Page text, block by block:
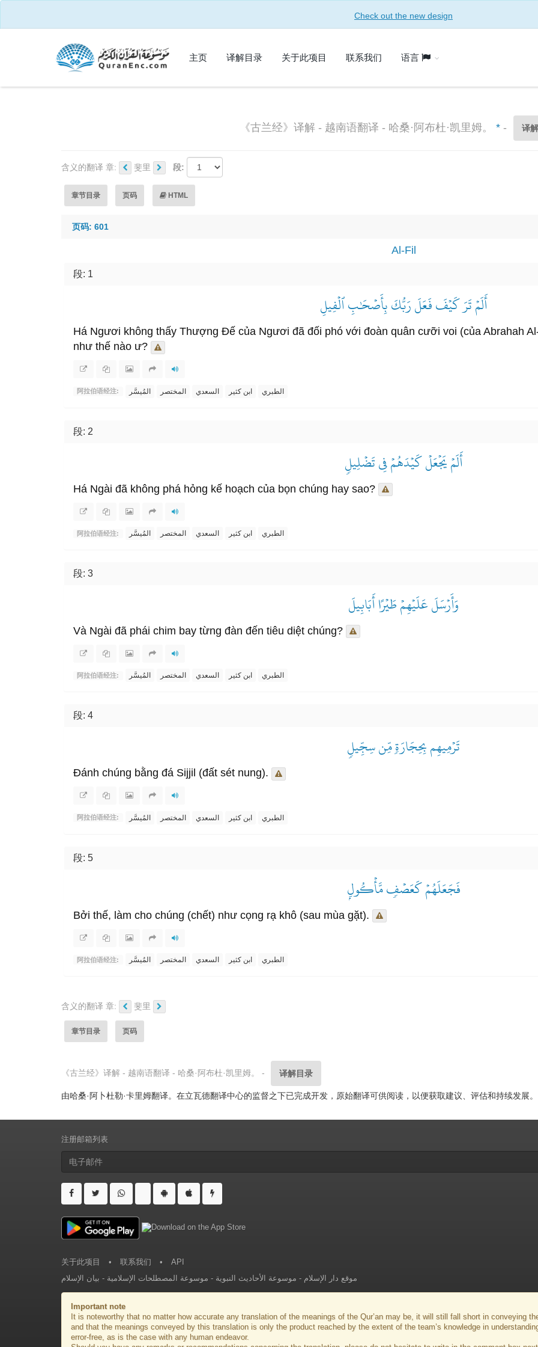
Check out the new design
主页 译解目录 关于此项目 联系我们 语言
《古兰经》译解 - 越南语翻译 - 哈桑·阿布杜·凯里姆。* - 译
含义的翻译 章: 斐里 段:
章节目录 页码 HTML
页码: 601
Al-Fil
段: 1
أَلَمۡ تَرَ كَيۡفَ فَعَلَ رَبُّكَ بِأَصۡحَٰبِ ٱلۡفِيلِ
Há Ngươi không thấy Thượng Đế của Ngươi đã đối phó với đoàn quân cưỡi voi (của Abrahah
như thế nào ư?
阿拉伯语经注: المُيسَّر المختصر السعدي ابن كثير الطبري
段: 2
أَلَمۡ يَجۡعَلۡ كَيۡدَهُمۡ فِي تَضۡلِيلٖ
Há Ngài đã không phá hỏng kế hoạch của bọn chúng hay sao?
阿拉伯语经注: المُيسَّر المختصر السعدي ابن كثير الطبري
段: 3
وَأَرۡسَلَ عَلَيۡهِمۡ طَيۡرًا أَبَابِيلَ
Và Ngài đã phái chim bay từng đàn đến tiêu diệt chúng?
阿拉伯语经注: المُيسَّر المختصر السعدي ابن كثير الطبري
段: 4
تَرۡمِيهِم بِحِجَارَةٖ مِّن سِجِّيلٖ
Đánh chúng bằng đá Sijjil (đất sét nung).
阿拉伯语经注: المُيسَّر المختصر السعدي ابن كثير الطبري
段: 5
فَجَعَلَهُمۡ كَعَصۡفٖ مَّأۡكُولِۭ
Bởi thế, làm cho chúng (chết) như cọng rạ khô (sau mùa gặt).
阿拉伯语经注: المُيسَّر المختصر السعدي ابن كثير الطبري
含义的翻译 章: 斐里
章节目录 页码
《古兰经》译解 - 越南语翻译 - 哈桑·阿布杜·凯里姆。 - 译解目录
由哈桑·阿卜杜勒·卡里姆翻译。在立瓦德翻译中心的监督之下已完成开发，原始翻译可供阅读，以便获取建议、评估和持续发展。
注册邮箱列表
关于此项目 • 联系我们 •
API
موقع دار الإسلام - موسوعة الأحاديث النبوية - موسوعة المصطلحات الإسلامية - بيان الإسلام
Important note
It is noteworthy that no matter how accurate any translation of the meanings of the Qur’an may be, it will still fall short in conveying
and that the meanings conveyed by this translation is only the product reached by the extent of the team’s knowledge in
error-free, as is the case with any human endeavor.